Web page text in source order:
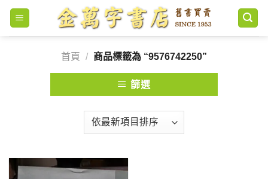
Skip
content
首頁
/ 商品標籤為 “9576742250”
篩選